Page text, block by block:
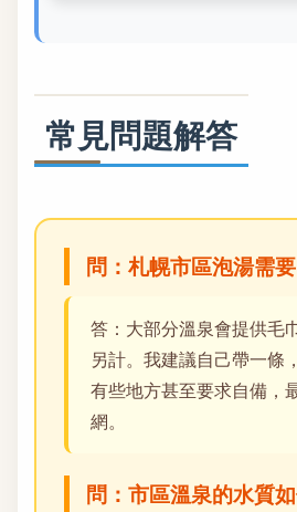
常見問題解答
問：札幌市區泡湯需
答：大部分溫泉會提供毛
另計。我建議自己帶一條
有些地方甚至要求自備，
網。
問：市區溫泉的水質